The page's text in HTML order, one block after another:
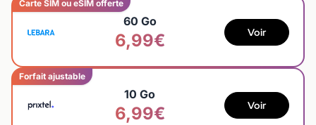
Carte SIM ou eSIM offerte
60 Go
6,99€ Voir
Forfait ajustable
10 Go
6,99€ Voir